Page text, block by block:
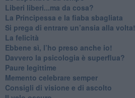
​Liberi liberi...ma da cosa?
​La Principessa e la fiaba sbagliata
Si prega di entrare un’ansia alla volta!
​La felicità
​Ebbene sì, l’ho preso anche io!
​Davvero la psicologia è superflua?
Paure legittime
​Memento celebrare semper
​Consigli di visione e di ascolto